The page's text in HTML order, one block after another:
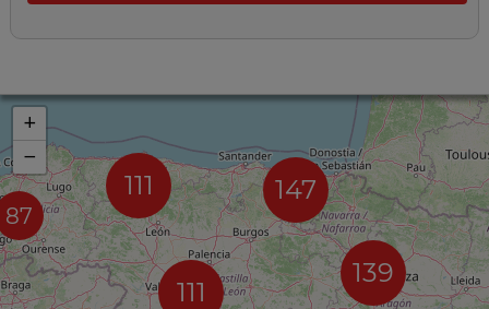
87
111 147
111
139
+
−